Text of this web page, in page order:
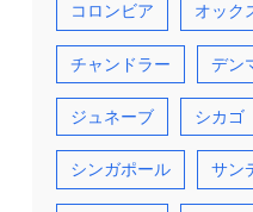
コロンビア オック
チャンドラー デン
ジュネーブ シカゴ
シンガポール サン